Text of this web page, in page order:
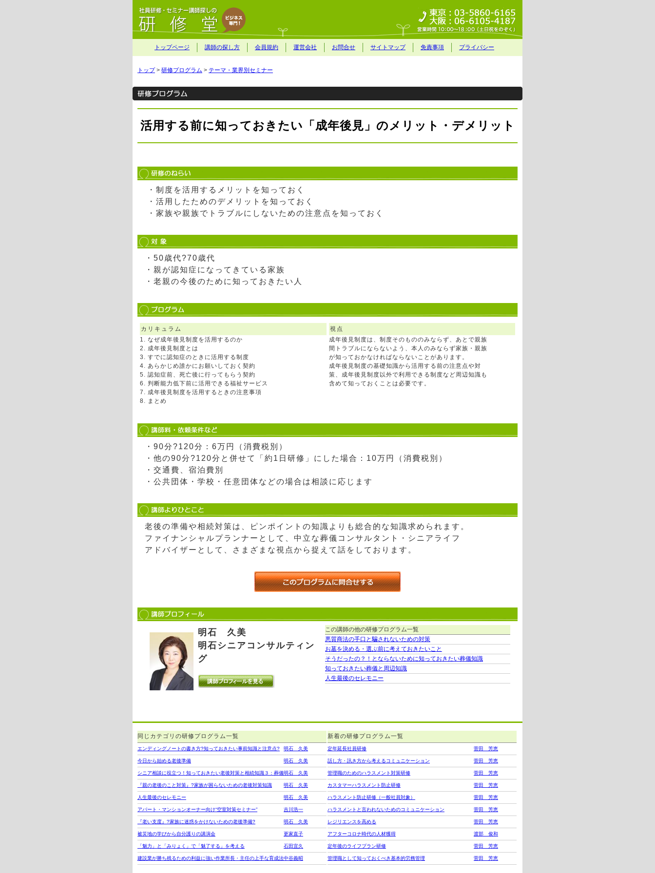
トップページ 講師の探し方 会員規約 運営会社 お問合せ サイトマップ 免責事項 プライバシー
トップ> 研修プログラム > テーマ・業界別セミナー
活用する前に知っておきたい「成年後見」のメリット・デメリット
・制度を活用するメリットを知っておく
・活用したためのデメリットを知っておく
・家族や親族でトラブルにしないための注意点を知っておく
・50歳代?70歳代
・親が認知症になってきている家族
・老親の今後のために知っておきたい人
カリキュラム
1. なぜ成年後見制度を活用するのか
2. 成年後見制度とは
3. すでに認知症のときに活用する制度
4. あらかじめ誰かにお願いしておく契約
5. 認知症前、死亡後に行ってもらう契約
6. 判断能力低下前に活用できる福祉サービス
7. 成年後見制度を活用するときの注意事項
8. まとめ
視点
成年後見制度は、制度そのもののみならず、あとで親族
間トラブルにならないよう、本人のみならず家族・親族
が知っておかなければならないことがあります。
成年後見制度の基礎知識から活用する前の注意点や対
策、成年後見制度以外で利用できる制度など周辺知識も
含めて知っておくことは必要です。
・90分?120分：6万円（消費税別）
・他の90分?120分と併せて「約1日研修」にした場合：10万円（消費税別）
・交通費、宿泊費別
・公共団体・学校・任意団体などの場合は相談に応じます
老後の準備や相続対策は、ピンポイントの知識よりも総合的な知識求められます。
ファイナンシャルプランナーとして、中立な葬儀コンサルタント・シニアライフ
アドバイザーとして、さまざまな視点から捉えて話をしております。
明石 久美
明石シニアコンサルティン
グ
この講師の他の研修プログラム一覧
悪質商法の手口と騙されないための対策
お墓を決める・選ぶ前に考えておきたいこと
そうだったの？！とならないために知っておきたい葬儀知識
知っておきたい葬儀と周辺知識
人生最後のセレモニー
同じカテゴリの研修プログラム一覧
エンディングノートの書き方?知っておきたい事前知識と注意点? 明石 久美
今日から始める老後準備 明石 久美
シニア相談に役立つ！知っておきたい老後対策と相続知識３：葬儀明石 久美
『親の老後のこと対策』?家族が困らないための老後対策知識 明石 久美
人生最後のセレモニー 明石 久美
アパート・マンションオーナー向け“空室対策セミナー” 吉川浩一
『老い支度』?家族に迷惑をかけないための老後準備? 明石 久美
被災地の学びから自分護りの講演会 更家直子
「魅力」と「みりょく」で「魅了する」を考える 石田宜久
建設業が勝ち残るための利益に強い作業所長・主任の上手な育成法中谷義昭
新着の研修プログラム一覧
定年延長社員研修 菅田 芳恵
話し方・訊き方から考えるコミュニケーション 菅田 芳恵
管理職のためのハラスメント対策研修 菅田 芳恵
カスタマーハラスメント防止研修 菅田 芳恵
ハラスメント防止研修（一般社員対象） 菅田 芳恵
ハラスメントと言われないためのコミュニケーション 菅田 芳恵
レジリエンスを高める 菅田 芳恵
アフターコロナ時代の人材獲得 渡部 俊和
定年後のライフプラン研修 菅田 芳恵
管理職として知っておくべき基本的労務管理 菅田 芳恵